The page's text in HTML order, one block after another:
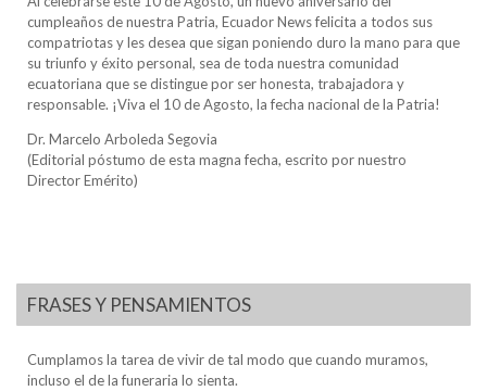
cumpleaños de nuestra Patria, Ecuador News felicita a todos sus
compatriotas y les desea que sigan poniendo duro la mano para que
su triunfo y éxito personal, sea de toda nuestra comunidad
ecuatoriana que se distingue por ser honesta, trabajadora y
responsable. ¡Viva el 10 de Agosto, la fecha nacional de la Patria!
Dr. Marcelo Arboleda Segovia
(Editorial póstumo de esta magna fecha, escrito por nuestro
Director Emérito)
FRASES Y PENSAMIENTOS
Cumplamos la tarea de vivir de tal modo que cuando muramos,
incluso el de la funeraria lo sienta.